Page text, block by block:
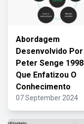
Abordagem
Desenvolvido Por
Peter Senge 1998
Que Enfatizou O
Conhecimento
07 September 2024